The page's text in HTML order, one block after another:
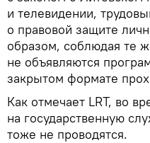
и телевидении,
о правовой защите
образом, соблюдая те
не объявляются
закрытом формате
Как отмечает LRT, во
на государственную
тоже не проводятся.